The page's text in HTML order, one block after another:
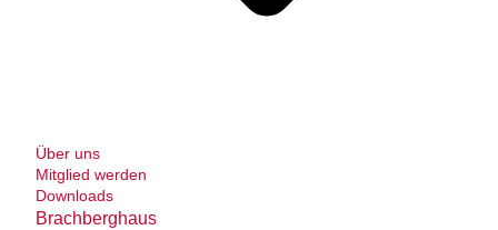
Über uns
Mitglied werden
Downloads
Brachberghaus